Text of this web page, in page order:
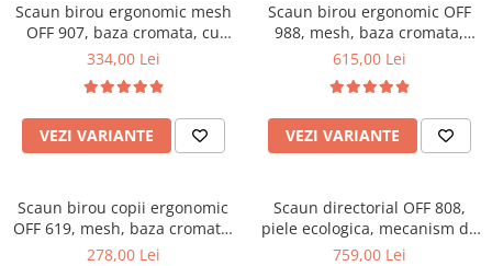
Scaun birou ergonomic mesh
OFF 907, baza cromata, cu
tetiera, mecanism de balans,
334,00 Lei
VEZI VARIANTE
Scaun birou ergonomic OFF
988, mesh, baza cromata,
suport lombar, inaltime
110 kg
615,00 Lei
VEZI VARIANTE
Scaun birou copii ergonomic
OFF 619, mesh, baza cromata,
inaltime reglabila, 80 kg
278,00 Lei
Scaun directorial OFF 808,
piele ecologica, mecanism de
balans, baza metalica, rotativ,
759,00 Lei